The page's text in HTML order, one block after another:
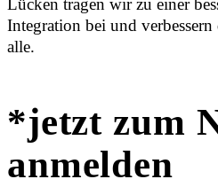
Lücken tragen wir zu einer
Integration bei und
alle.
*jetzt zum
anmelden